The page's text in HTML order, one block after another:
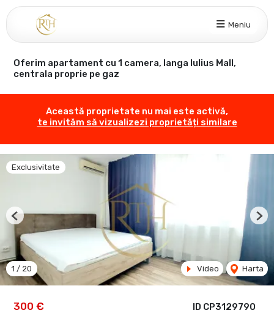
Meniu
Oferim apartament cu 1 camera, langa Iulius Mall,
centrala proprie pe gaz
Această proprietate nu mai este activă,
te invităm să vizualizezi proprietăți similare
ID CP3129790
300 €
Exclusivitate
1 / 20 Video Harta
Previous